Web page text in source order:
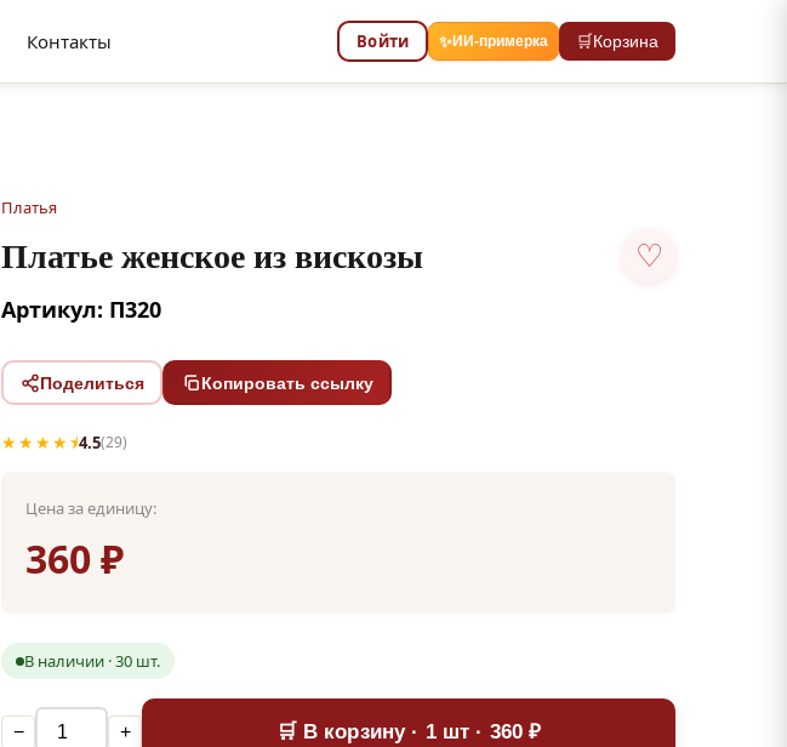
Контакты Войти ✨ИИ-примерка 🛒Корзина
Платья
Платье женское из вискозы ♡
Артикул: П320
Поделиться Копировать ссылку
★★★★⯨4.5(29)
Цена за единицу:
360 ₽
В наличии · 30 шт.
− + 🛒 В корзину · 1 шт · 360 ₽